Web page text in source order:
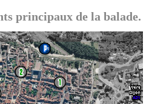
principaux de la balade.